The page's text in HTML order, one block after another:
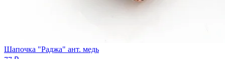
Шапочка "Раджа" ант. медь